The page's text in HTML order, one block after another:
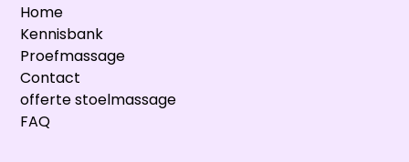
Home
Kennisbank
Proefmassage
Contact
offerte stoelmassage
FAQ